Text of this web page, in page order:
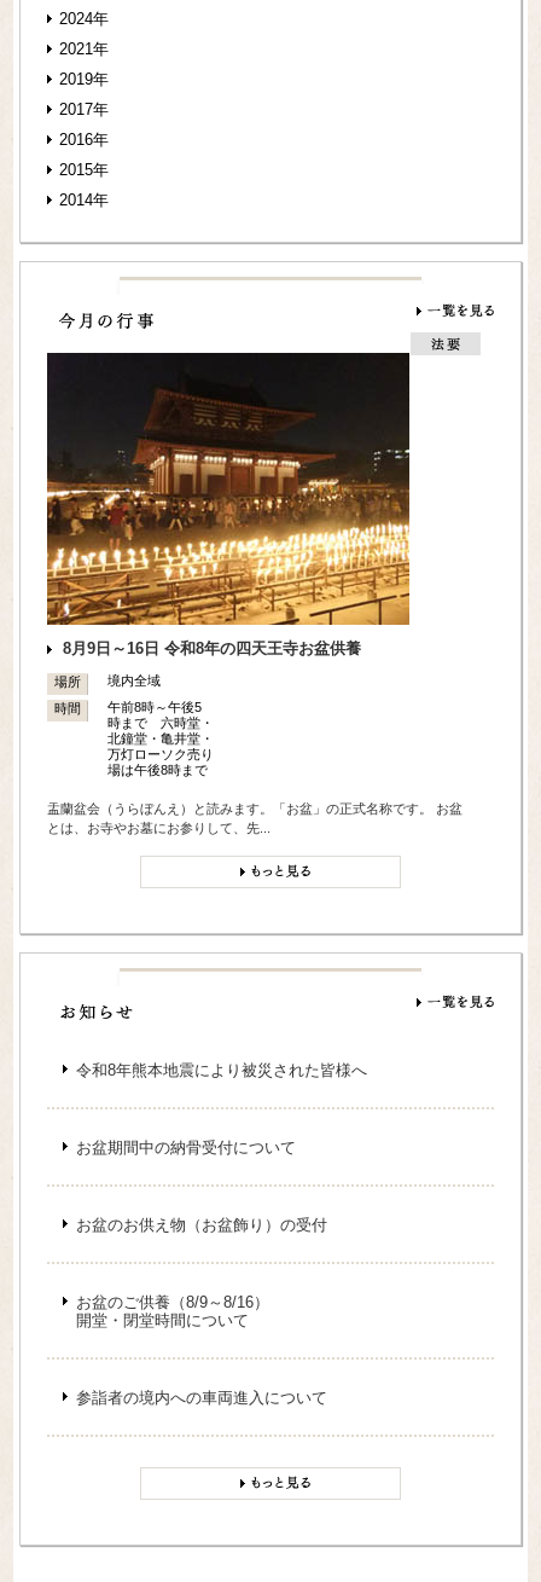
2024年
2021年
2019年
2017年
2016年
2015年
2014年
8月9日～16日 令和8年の四天王寺お盆供養
場所
境内全域
時間
午前8時～午後5
時まで 六時堂・
北鐘堂・亀井堂・
万灯ローソク売り
場は午後8時まで
盂蘭盆会（うらぼんえ）と読みます。「お盆」の正式名称です。 お盆
とは、お寺やお墓にお参りして、先...
令和8年熊本地震により被災された皆様へ
お盆期間中の納骨受付について
お盆のお供え物（お盆飾り）の受付
お盆のご供養（8/9～8/16）
開堂・閉堂時間について
参詣者の境内への車両進入について